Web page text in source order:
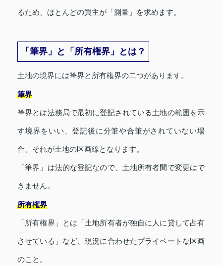
るため、ほとんどの買主が「測量」を求めます。
「筆界」と「所有権界」とは？
土地の境界には筆界と所有権界の二つがあります。
筆界
筆界とは法務局で最初に登記されている土地の範囲を示
す境界をいい、登記後に分筆や合筆がされていない場
合、それが土地の区画線となります。
「筆界」は法的な登記なので、土地所有者間で変更はで
きません。
所有権界
「所有権界」とは「土地所有者が独自に人に貸して占有
させている」など、現況に合わせたプライベートな区画
のこと。